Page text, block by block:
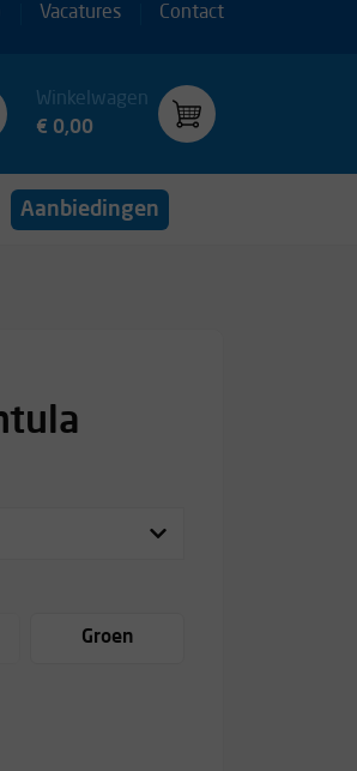
Vacatures Contact
Winkelwagen
€ 0,00
Aanbiedingen
Groen